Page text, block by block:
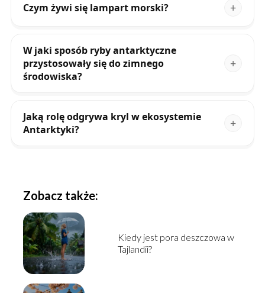
Czym żywi się lampart morski?
W jaki sposób ryby antarktyczne
przystosowały się do zimnego
środowiska?
Jaką rolę odgrywa kryl w ekosystemie
Antarktyki?
Zobacz także:
Kiedy jest pora deszczowa w
Tajlandii?